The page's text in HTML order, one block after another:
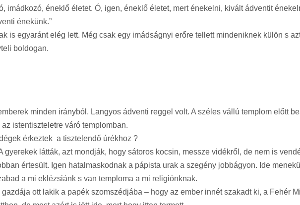
imádkozó, éneklő életet. Ó, igen, éneklő életet, mert énekelni, kivált ádventit
énekünk.”
is egyaránt elég lett. Még csak egy imádságnyi erőre tellett mindeniknek külön s
boldogan.
minden irányból. Langyos ádventi reggel volt. A széles vállú templom előtt
istentiszteletre váró templomban.
érkeztek a tisztelendő úrékhoz ?
gyerekek látták, azt mondják, hogy sátoros kocsin, messze vidékről, de nem is
értesült. Igen hatalmaskodnak a pápista urak a szegény jobbágyon. Ide
a mi eklézsiánk s van temploma a mi religiónknak.
ott lakik a papék szomszédjába – hogy az ember innét szakadt ki, a Fehér